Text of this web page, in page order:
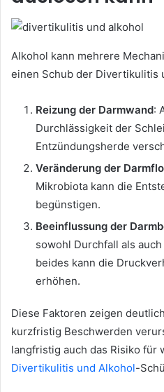
Alkohol kann mehrere
einen Schub der Divertikulitis
Reizung der Darmwand:
Durchlässigkeit der
Entzündungsherde
Veränderung der
Mikrobiota kann die
begünstigen.
Beeinflussung der
sowohl Durchfall als
beides kann die
erhöhen.
Diese Faktoren zeigen
kurzfristig Beschwerden
langfristig auch das Risiko für
Divertikulitis und Alkohol-